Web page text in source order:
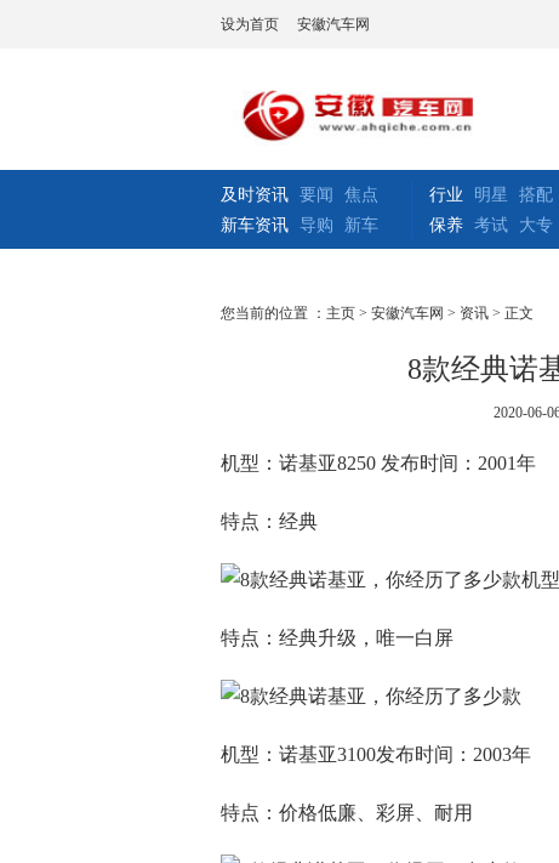
设为首页 安徽汽车网
及时资讯 要闻
焦点
新车资讯 导购 新车
行业 明星 搭配
保养 考试 大专
您当前的位置 ： 主页 > 安徽汽车网 > 资讯 > 正文
8款经典诺
2020-06-
机型：诺基亚8250 发布时间：2001年
特点：经典
机
特点：经典升级，唯一白屏
机型：诺基亚3100发布时间：2003年
特点：价格低廉、彩屏、耐用